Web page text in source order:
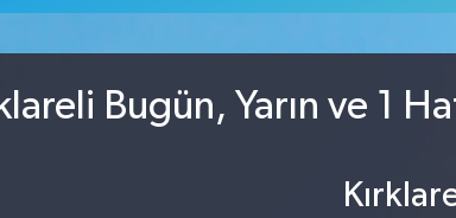
Bugün, Yarın ve 1